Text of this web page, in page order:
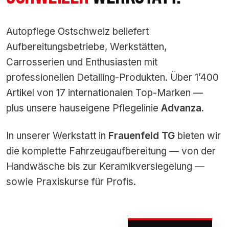
Autopflege Ostschweiz beliefert
Aufbereitungsbetriebe, Werkstätten,
Carrosserien und Enthusiasten mit
professionellen Detailing-Produkten. Über 1’400
Artikel von 17 internationalen Top-Marken —
plus unsere hauseigene Pflegelinie Advanza.
In unserer Werkstatt in Frauenfeld TG bieten wir
die komplette Fahrzeugaufbereitung — von der
Handwäsche bis zur Keramikversiegelung —
sowie Praxiskurse für Profis.